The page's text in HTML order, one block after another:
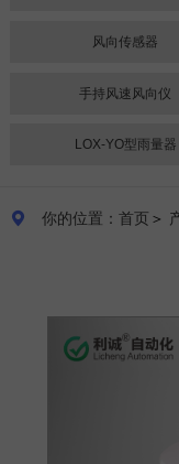
风向传感器
手持风速风向仪
LOX-YO型雨量器
 你的位置：首页 ＞